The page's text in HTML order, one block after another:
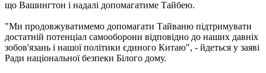
що Вашингтон і надалі допомагатиме Тайбею.
"Ми продовжуватимемо допомагати Тайваню підтримувати
достатній потенціал самооборони відповідно до наших давніх
зобов'язань і нашої політики єдиного Китаю", - йдеться у заяві
Ради національної безпеки Білого дому.